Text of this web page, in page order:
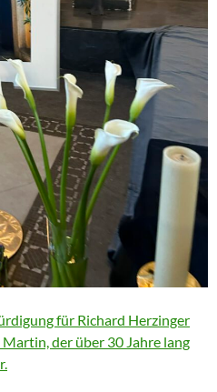
für Richard Herzinger
der über 30 Jahre lang